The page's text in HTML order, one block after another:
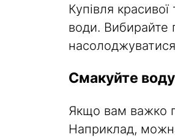
Купівля
води. Вибирайте
Смакуйте
Якщо вам важко
Наприклад,